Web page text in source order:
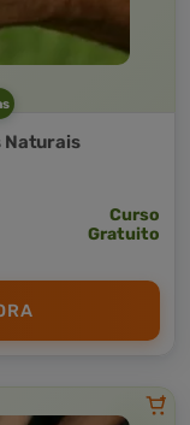
Naturais
Curso
Gratuito